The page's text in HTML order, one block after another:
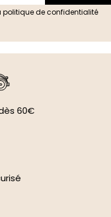
politique de confidentialité
60€